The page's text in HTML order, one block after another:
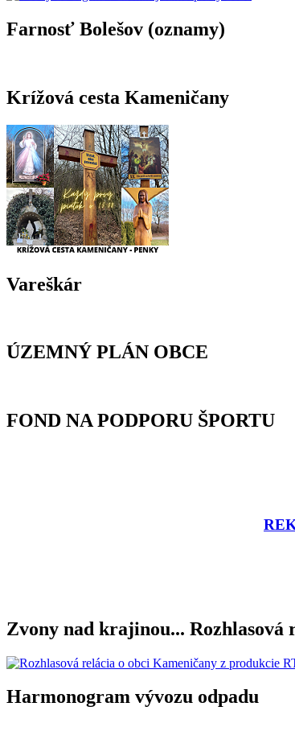
Farnosť Bolešov (oznamy)
Krížová cesta Kameničany
Vareškár
ÚZEMNÝ PLÁN OBCE
FOND NA PODPORU ŠPORTU
Zvony nad krajinou... Rozhlasová
Harmonogram vývozu odpadu